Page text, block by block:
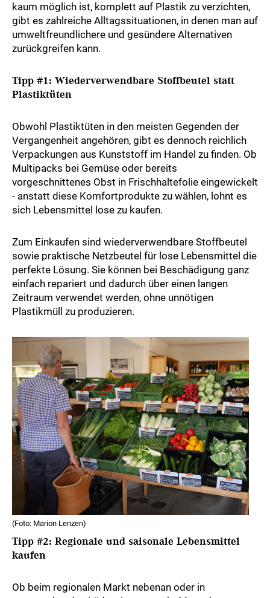
kaum möglich ist, komplett auf Plastik zu verzichten,
gibt es zahlreiche Alltagssituationen, in denen man auf
umweltfreundlichere und gesündere Alternativen
zurückgreifen kann.
Tipp #1: Wiederverwendbare Stoffbeutel statt
Plastiktüten
Obwohl Plastiktüten in den meisten Gegenden der
Vergangenheit angehören, gibt es dennoch reichlich
Verpackungen aus Kunststoff im Handel zu finden. Ob
Multipacks bei Gemüse oder bereits
vorgeschnittenes Obst in Frischhaltefolie eingewickelt
- anstatt diese Komfortprodukte zu wählen, lohnt es
sich Lebensmittel lose zu kaufen.
Zum Einkaufen sind wiederverwendbare Stoffbeutel
sowie praktische Netzbeutel für lose Lebensmittel die
perfekte Lösung. Sie können bei Beschädigung ganz
einfach repariert und dadurch über einen langen
Zeitraum verwendet werden, ohne unnötigen
Plastikmüll zu produzieren.
(Foto: Marion Lenzen)
Tipp #2: Regionale und saisonale Lebensmittel
kaufen
Ob beim regionalen Markt nebenan oder in